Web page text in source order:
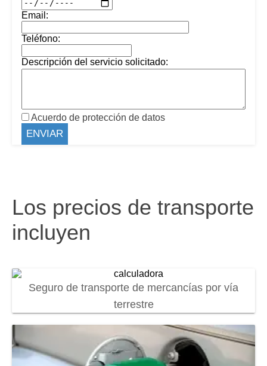
Email:
Teléfono:
Descripción del servicio solicitado:
Acuerdo de protección de datos
Los precios de transporte
incluyen
Seguro de transporte de mercancías por vía
terrestre